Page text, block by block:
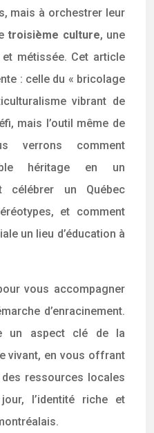
mais à orchestrer leur
troisième culture, une
métissée. Cet article
: celle du « bricolage
vibrant de
mais l’outil même de
verrons comment
héritage en un
célébrer un Québec
et comment
un lieu d’éducation à
vous accompagner
d’enracinement.
un aspect clé de la
vivant, en vous offrant
ressources locales
l’identité riche et